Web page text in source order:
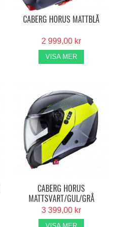
CABERG HORUS MATTBLÅ
2 999,00 kr
VISA MER
CABERG HORUS
MATTSVART/GUL/GRÅ
3 399,00 kr